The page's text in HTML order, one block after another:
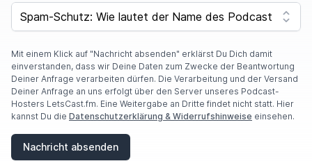
SPAM CAPTCHA
Mit einem Klick auf "Nachricht absenden" erklärst Du Dich damit
einverstanden, dass wir Deine Daten zum Zwecke der Beantwortung
Deiner Anfrage verarbeiten dürfen. Die Verarbeitung und der Versand
Deiner Anfrage an uns erfolgt über den Server unseres Podcast-
Hosters LetsCast.fm. Eine Weitergabe an Dritte findet nicht statt. Hier
kannst Du die Datenschutzerklärung & Widerrufshinweise einsehen.
Nachricht absenden